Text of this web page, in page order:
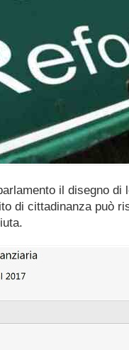
il disegno di
di cittadinanza può